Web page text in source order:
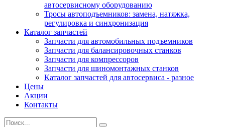
автосервисному оборудованию
Тросы автоподъемников: замена, натяжка,
регулировка и синхронизация
Каталог запчастей
Запчасти для автомобильных подъемников
Запчасти для балансировочных станков
Запчасти для компрессоров
Запчасти для шиномонтажных станков
Каталог запчастей для автосервиса - разное
Цены
Акции
Контакты